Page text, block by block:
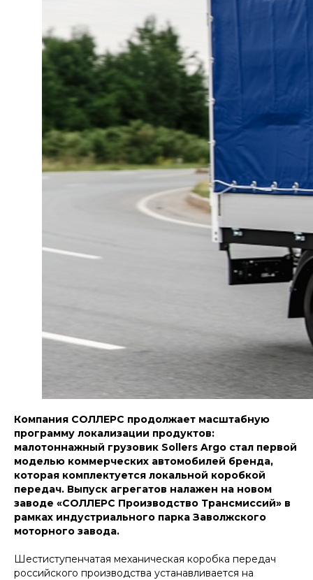
Компания СОЛЛЕРС продолжает масштабную
программу локализации продуктов:
малотоннажный грузовик Sollers Argo стал первой
моделью коммерческих автомобилей бренда,
которая комплектуется локальной коробкой
передач. Выпуск агрегатов налажен на новом
заводе «СОЛЛЕРС Производство Трансмиссий» в
рамках индустриального парка Заволжского
моторного завода.
Шестиступенчатая механическая коробка передач
российского производства устанавливается на